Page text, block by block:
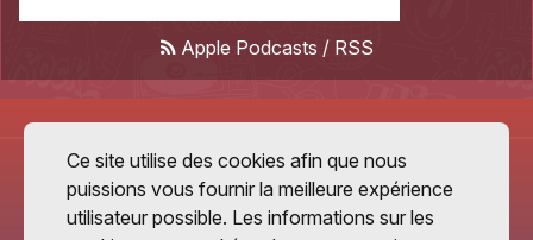
Apple Podcasts / RSS
Ce site utilise des cookies afin que nous
puissions vous fournir la meilleure expérience
utilisateur possible. Les informations sur les